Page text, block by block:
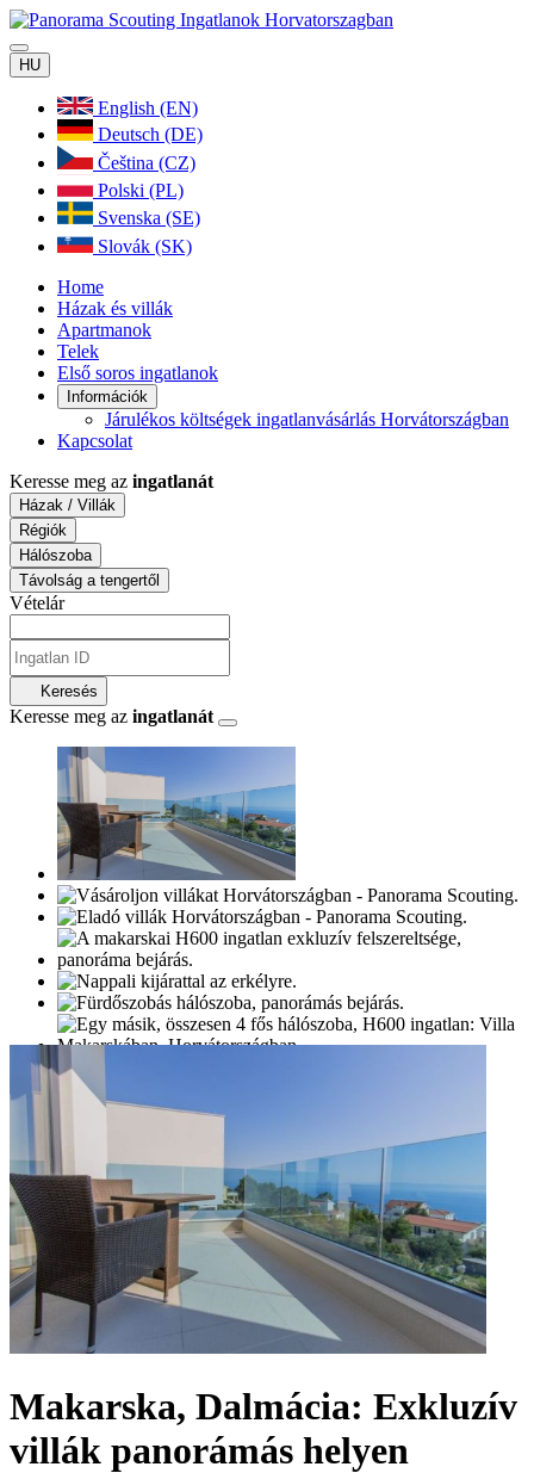
HU
English (EN)
Deutsch (DE)
Čeština (CZ)
Polski (PL)
Svenska (SE)
Slovák (SK)
Home
Házak és villák
Apartmanok
Telek
Első soros ingatlanok
Információk
Járulékos költségek ingatlanvásárlás Horvátországban
Kapcsolat
Keresse meg az ingatlanát
Házak / Villák
Régiók
Hálószoba
Távolság a tengertől
Vételár
Keresés
Keresse meg az ingatlanát
Makarska, Dalmácia: Exkluzív
villák panorámás helyen